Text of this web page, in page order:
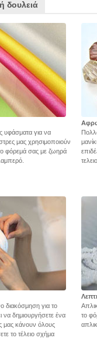
δουλειά
υφάσματα για να
μας χρησιμοποιούν
το φόρεμά σας με ζωηρά
διακόσμηση για το
δημιουργήσετε ένα
μας κάνουν όλους
το τέλειο σχήμα
το